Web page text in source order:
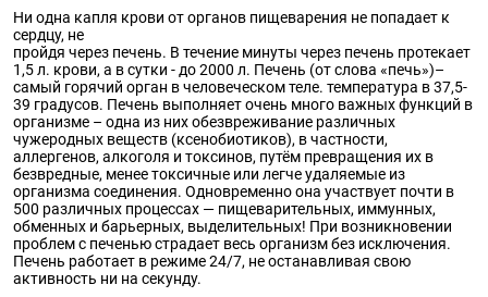
Ни одна капля крови от органов пищеварения не попадает к
сердцу, не
пройдя через печень. В течение минуты через печень протекает
1,5 л. крови, а в сутки - до 2000 л. Печень (от слова «печь»)–
самый горячий орган в человеческом теле. температура в 37,5-
39 градусов. Печень выполняет очень много важных функций в
организме – одна из них обезвреживание различных
чужеродных веществ (ксенобиотиков), в частности,
аллергенов, алкоголя и токсинов, путём превращения их в
безвредные, менее токсичные или легче удаляемые из
организма соединения. Одновременно она участвует почти в
500 различных процессах — пищеварительных, иммунных,
обменных и барьерных, выделительных! При возникновении
проблем с печенью страдает весь организм без исключения.
Печень работает в режиме 24/7, не останавливая свою
активность ни на секунду.